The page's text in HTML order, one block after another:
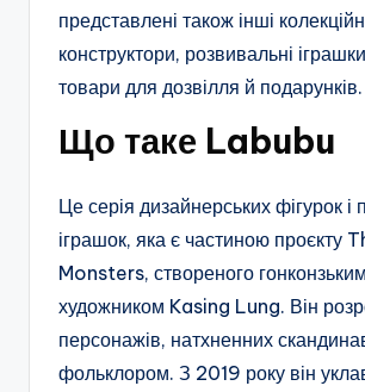
представлені також інші
конструктори, розвивальні
товари для дозвілля й подарунків.
Що таке Labubu
Це серія дизайнерських фігурок
іграшок, яка є частиною проєкту
Monsters, створеного гонконзьким
художником Kasing Lung. Він
персонажів, натхненних
фольклором. З 2019 року він